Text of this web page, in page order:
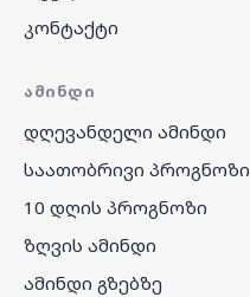
კონტაქტი
ᲐᲛᲘᲜᲓᲘ
დღევანდელი ამინდი
საათობრივი პროგნოზი
10 დღის პროგნოზი
ზღვის ამინდი
ამინდი გზებზე